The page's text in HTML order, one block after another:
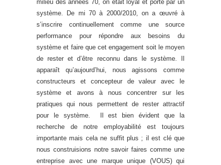
milieu des années 70, on était loyal et porté par un
système. De mi 70 à 2000/2010, on a œuvré à
s’inscrire continuellement comme une source
performance pour répondre aux besoins du
système et faire que cet engagement soit le moyen
de rester et d’être reconnu dans le système. Il
apparaît qu’aujourd’hui, nous agissons comme
constructeurs et concepteur de valeur avec le
système et avons à nous concentrer sur les
pratiques qui nous permettent de rester attractif
pour le système. Il est bien évident que la
recherche de notre employabilité est toujours
importante mais cela ne suffit plus ; il est clé que
nous construisions notre savoir faires comme une
entreprise avec une marque unique (VOUS) qui